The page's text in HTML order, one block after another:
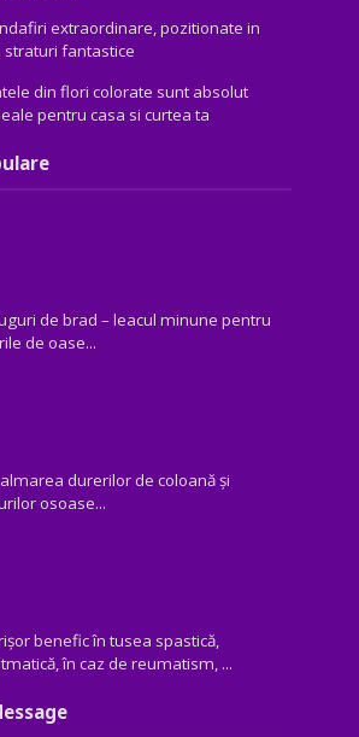
extraordinare, pozitionate in
straturi fantastice
din flori colorate sunt absolut
pentru casa si curtea ta
de brad – leacul minune pentru
de oase...
durerilor de coloană și
osoase...
benefic în tusea spastică,
în caz de reumatism, ...